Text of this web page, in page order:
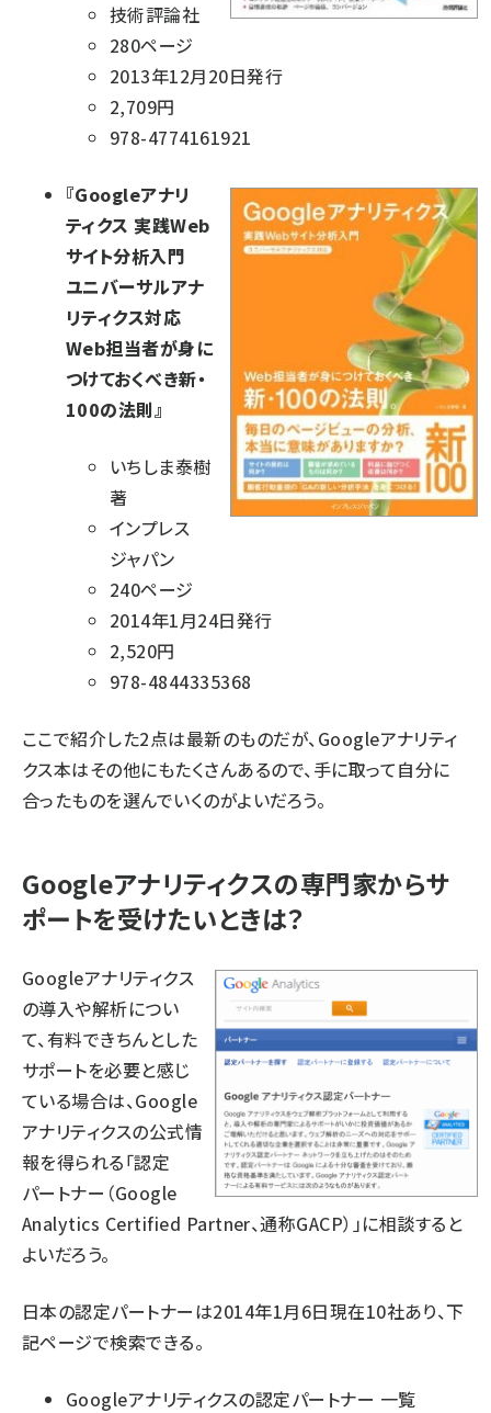
技術評論社
280ページ
2013年12月20日発行
2,709円
978-4774161921
『Googleアナリ
ティクス 実践Web
サイト分析入門
ユニバーサルアナ
リティクス対応
Web担当者が身に
つけておくべき新・
100の法則』
いちしま泰樹
著
インプレス
ジャパン
240ページ
2014年1月24日発行
2,520円
978-4844335368
ここで紹介した2点は最新のものだが、Googleアナリティ
クス本はその他にもたくさんあるので、手に取って自分に
合ったものを選んでいくのがよいだろう。
Googleアナリティクスの専門家からサ
ポートを受けたいときは？
Googleアナリティクス
の導入や解析につい
て、有料できちんとした
サポートを必要と感じ
ている場合は、Google
アナリティクスの公式情
報を得られる「認定
パートナー（Google
Analytics Certified Partner、通称GACP）」に相談すると
よいだろう。
日本の認定パートナーは2014年1月6日現在10社あり、下
記ページで検索できる。
Googleアナリティクスの認定パートナー 一覧